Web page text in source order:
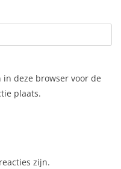
deze browser voor de
plaats.
zijn.